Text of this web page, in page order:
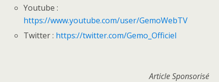
Youtube :
https://www.youtube.com/user/GemoWebTV
Twitter : https://twitter.com/Gemo_Officiel
Article Sponsorisé